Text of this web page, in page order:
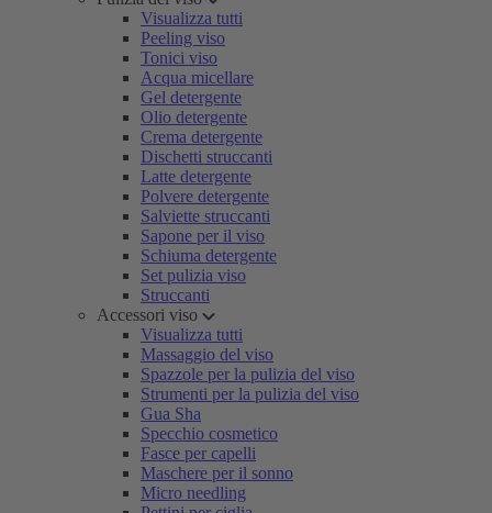
Visualizza tutti
Peeling viso
Tonici viso
Acqua micellare
Gel detergente
Olio detergente
Crema detergente
Dischetti struccanti
Latte detergente
Polvere detergente
Salviette struccanti
Sapone per il viso
Schiuma detergente
Set pulizia viso
Struccanti
Accessori viso
Visualizza tutti
Massaggio del viso
Spazzole per la pulizia del viso
Strumenti per la pulizia del viso
Gua Sha
Specchio cosmetico
Fasce per capelli
Maschere per il sonno
Micro needling